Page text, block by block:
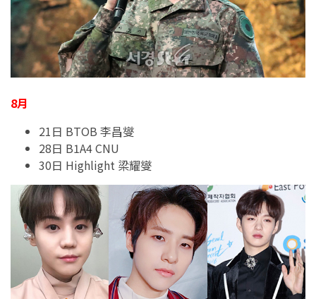
8月
21日 BTOB 李昌燮
28日 B1A4 CNU
30日 Highlight 梁耀燮